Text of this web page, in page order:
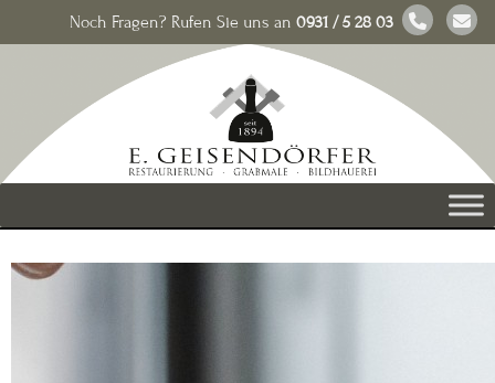
Noch Fragen? Rufen Sie uns an 0931 / 5 28 03